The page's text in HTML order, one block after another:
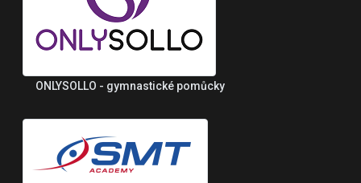
ONLYSOLLO - gymnastické pomůcky